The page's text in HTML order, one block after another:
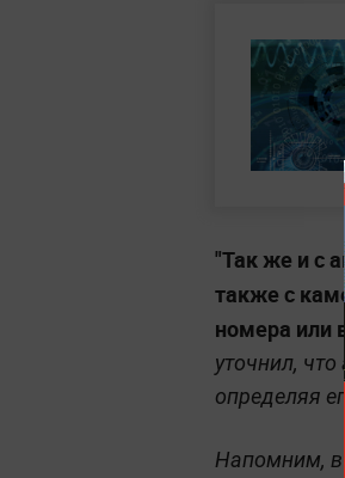
"Так же и с
также с
номера или
уточнил,
определяя
Напомним, в